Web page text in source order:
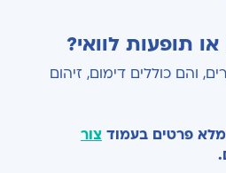
תופעות לוואי?
והם כוללים דימום, זיהום
פרטים בעמוד צור